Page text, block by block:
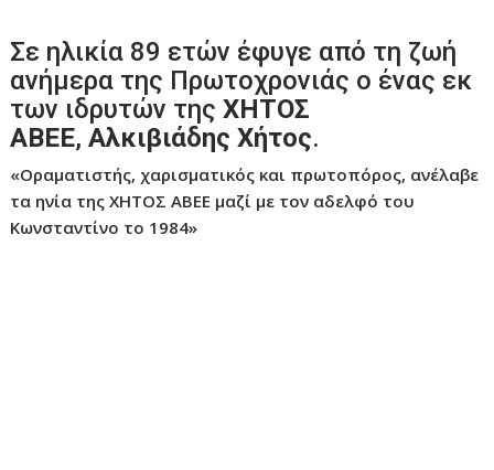
Σε ηλικία 89 ετών έφυγε από τη ζωή
ανήμερα της Πρωτοχρονιάς ο ένας εκ
των ιδρυτών τηςΧΗΤΟΣ
ΑΒΕΕ,Αλκιβιάδης Χήτος.
«Οραματιστής, χαρισματικός και πρωτοπόρος, ανέλαβε
τα ηνία της ΧΗΤΟΣ ΑΒΕΕ μαζί με τον αδελφό του
Κωνσταντίνο το 1984»